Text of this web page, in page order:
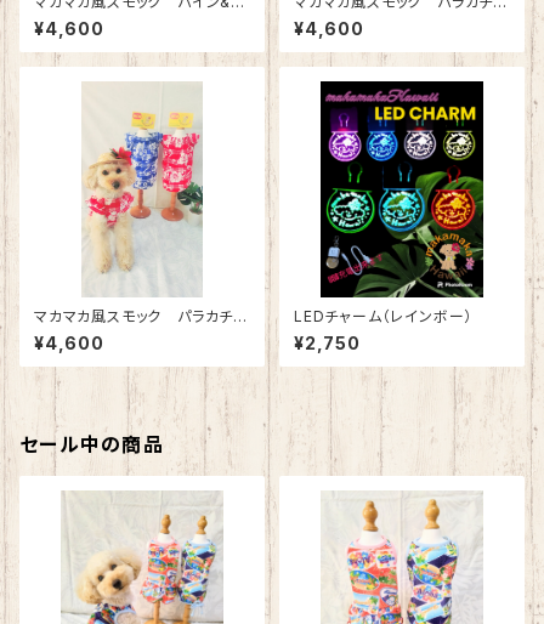
ルメリア（レッド）
¥4,600
ック（スカイ）
¥4,600
マカマカ風スモック パラカチェ
ック（レッド）
¥4,600
LEDチャーム（レインボー）
¥2,750
セール中の商品